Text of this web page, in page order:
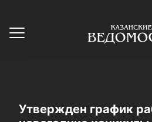
Утвержден график